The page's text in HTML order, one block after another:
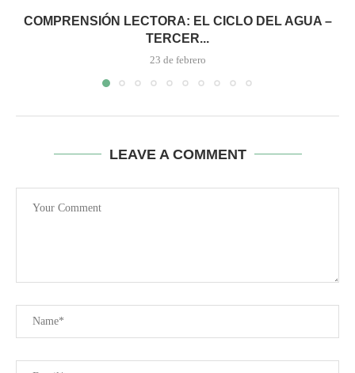
COMPRENSIÓN LECTORA: EL CICLO DEL AGUA –
TERCER...
23 de febrero
LEAVE A COMMENT